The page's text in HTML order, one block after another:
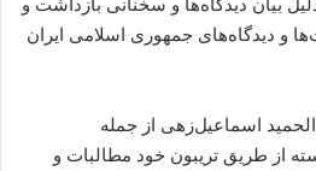
و دیدگاه‌های جمهوری اسلامی ایران
اسماعیل‌زهی از جمله
از طریق تریبون خود مطالبات و